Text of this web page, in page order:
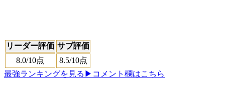
リーダー評価 サブ評価
8.0/10点 8.5/10点
最強ランキングを見る ▶コメント欄はこちら